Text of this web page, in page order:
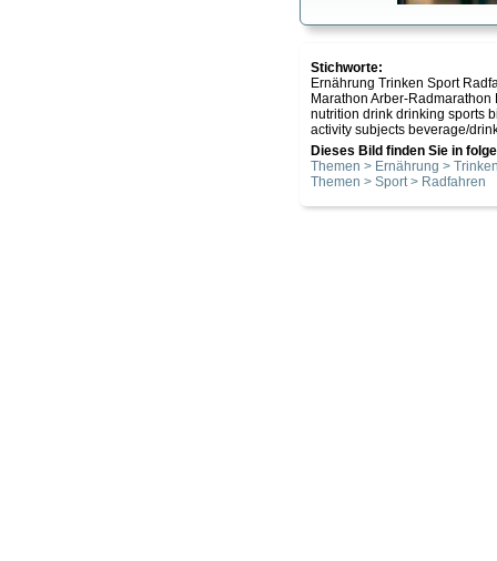
Stichworte:
Ernährung Trinken Sport
Marathon Arber-
nutrition drink drinking sports
activity subjects beverage/
Dieses Bild finden Sie in
Themen > Ernährung >
Themen > Sport > Radfahren